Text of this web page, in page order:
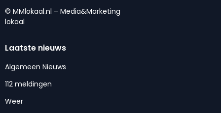
© MMlokaal.nl – Media&Marketing
lokaal
Laatste nieuws
Algemeen Nieuws
112 meldingen
Weer